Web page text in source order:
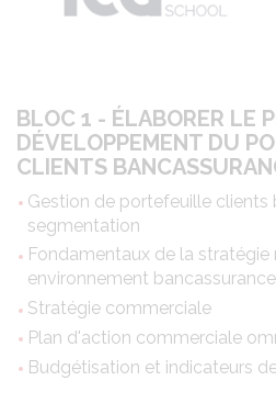
BLOC 1 - ÉLABORER LE
DÉVELOPPEMENT DU
CLIENTS
Gestion de portefeuille clients
segmentation
Fondamentaux de la stratégie
environnement bancassurance
Stratégie commerciale
Plan d'action commerciale
Budgétisation et indicateurs